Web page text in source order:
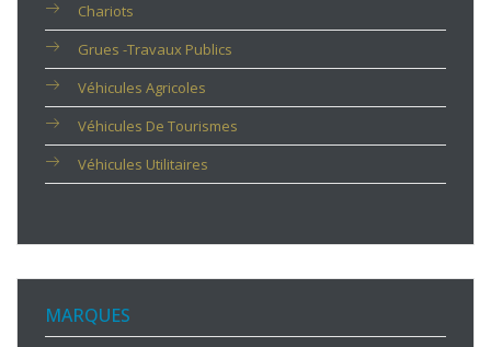
Chariots
Grues -travaux Publics
Véhicules Agricoles
Véhicules De Tourismes
Véhicules Utilitaires
MARQUES